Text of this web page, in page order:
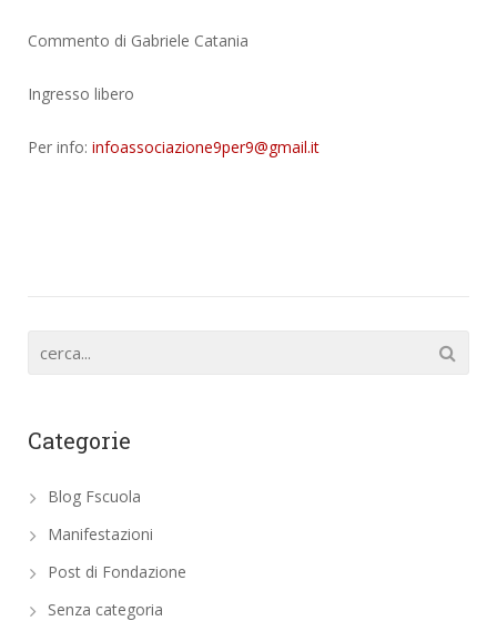
Commento di Gabriele Catania
Ingresso libero
Per info: infoassociazione9per9@gmail.it
Categorie
Blog Fscuola
Manifestazioni
Post di Fondazione
Senza categoria